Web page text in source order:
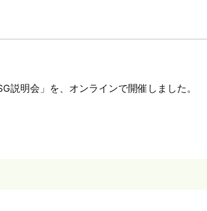
説明会」を、オンラインで開催しました。